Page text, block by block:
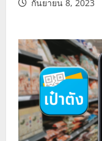
กันยายน 8, 2023